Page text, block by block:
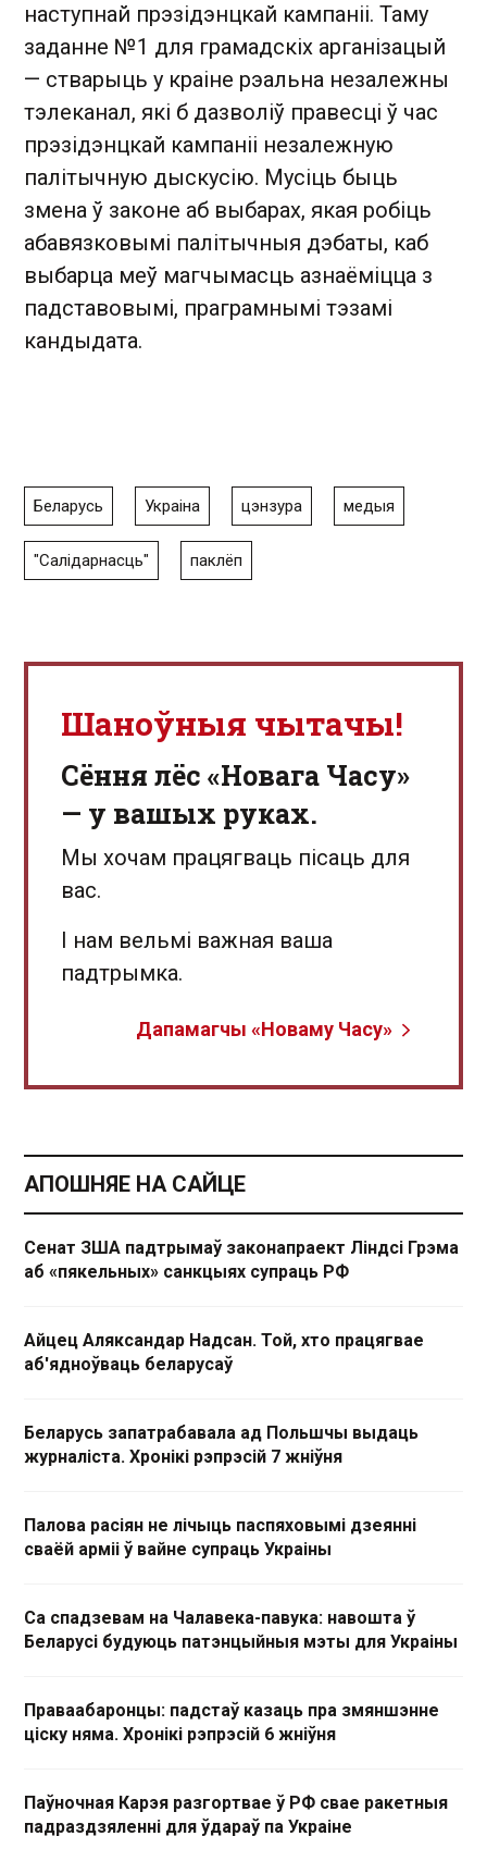
наступнай прэзідэнцкай кампаніі. Таму
заданне №1 для грамадскіх арганізацый
— стварыць у краіне рэальна незалежны
тэлеканал, які б дазволіў правесці ў час
прэзідэнцкай кампаніі незалежную
палітычную дыскусію. Мусіць быць
змена ў законе аб выбарах, якая робіць
абавязковымі палітычныя дэбаты, каб
выбарца меў магчымасць азнаёміцца з
падставовымі, праграмнымі тэзамі
кандыдата.
Беларусь Украіна цэнзура медыя
"Салідарнасць" паклёп
Шаноўныя чытачы!
Сёння лёс «Новага Часу»
— у вашых руках.
Мы хочам працягваць пісаць для
вас.
І нам вельмі важная ваша
падтрымка.
Дапамагчы «Новаму Часу»
АПОШНЯЕ НА САЙЦЕ
Сенат ЗША падтрымаў законапраект Ліндсі Грэма
аб «пякельных» санкцыях супраць РФ
Айцец Аляксандар Надсан. Той, хто працягвае
аб'ядноўваць беларусаў
Беларусь запатрабавала ад Польшчы выдаць
журналіста. Хронікі рэпрэсій 7 жніўня
Палова расіян не лічыць паспяховымі дзеянні
сваёй арміі ў вайне супраць Украіны
Са спадзевам на Чалавека-павука: навошта ў
Беларусі будуюць патэнцыйныя мэты для Украіны
Праваабаронцы: падстаў казаць пра змяншэнне
ціску няма. Хронікі рэпрэсій 6 жніўня
Паўночная Карэя разгортвае ў РФ свае ракетныя
падраздзяленні для ўдараў па Украіне